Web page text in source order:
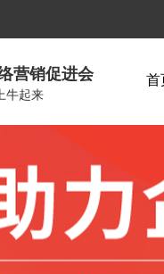
营销促进会
牛起来